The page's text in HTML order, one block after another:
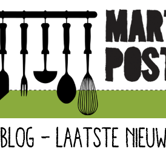
BLOG - LAATSTE